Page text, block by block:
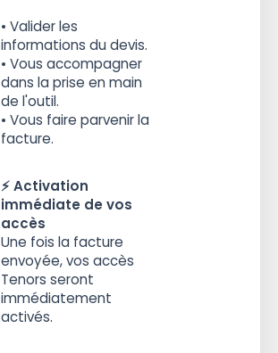
• Valider les
informations du devis.
• Vous accompagner
dans la prise en main
de l'outil.
• Vous faire parvenir la
facture.
⚡️ Activation
immédiate de vos
accès
Une fois la facture
envoyée, vos accès
Tenors seront
immédiatement
activés.